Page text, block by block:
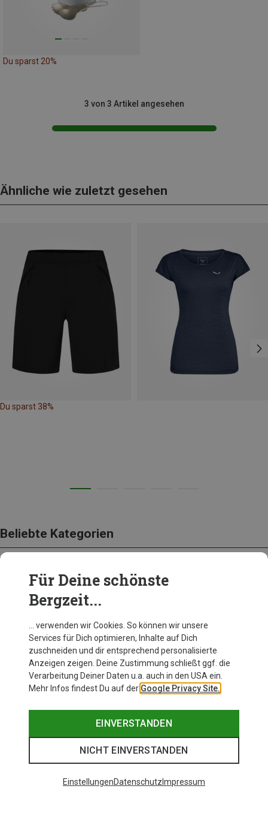
Du sparst 20%
3 von 3 Artikel angesehen
Ähnliche wie zuletzt gesehen
Du sparst 38%
Beliebte Kategorien
BEKLEIDUNG
Für Deine schönste
Bergzeit...
… verwenden wir Cookies. So können wir unsere
Services für Dich optimieren, Inhalte auf Dich
zuschneiden und dir entsprechend personalisierte
Anzeigen zeigen. Deine Zustimmung schließt ggf. die
Verarbeitung Deiner Daten u.a. auch in den USA ein.
Mehr Infos findest Du auf der Google Privacy Site.
EINVERSTANDEN
NICHT EINVERSTANDEN
EinstellungenDatenschutz Impressum